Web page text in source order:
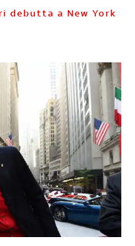
debutta a New York